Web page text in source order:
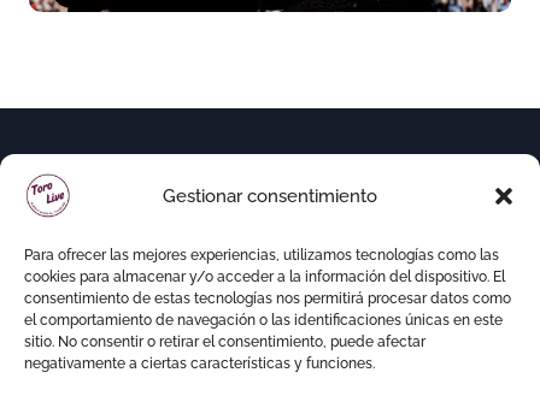
Gestionar consentimiento
Para ofrecer las mejores experiencias, utilizamos tecnologías como las
cookies para almacenar y/o acceder a la información del dispositivo. El
consentimiento de estas tecnologías nos permitirá procesar datos como
el comportamiento de navegación o las identificaciones únicas en este
sitio. No consentir o retirar el consentimiento, puede afectar
negativamente a ciertas características y funciones.